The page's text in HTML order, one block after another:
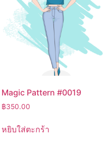
Magic Pattern #0019
฿350.00
หยิบใส่ตะกร้า